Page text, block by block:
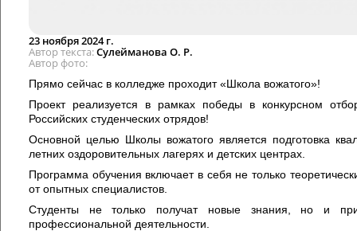
23 ноября 2024 г.
Автор текста Сулейманова О. Р.
Автор фото
Прямо сейчас в колледже проходит «Школа вожатого»!
Проект реализуется в рамках победы в конкурсном
Российских студенческих отрядов!
Основной целью Школы вожатого является подготовка
летних оздоровительных лагерях и детских центрах.
Программа обучения включает в себя не только
от опытных специалистов.
Студенты не только получат новые знания, но и
профессиональной деятельности.